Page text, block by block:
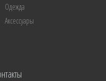
Одежда
Аксессуары